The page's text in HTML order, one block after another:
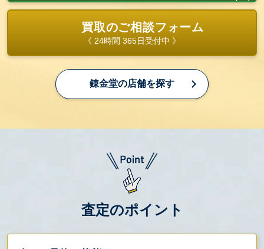
買取のご相談フォーム
《 24時間 365日受付中 》
錬金堂の店舗を探す
査定のポイント